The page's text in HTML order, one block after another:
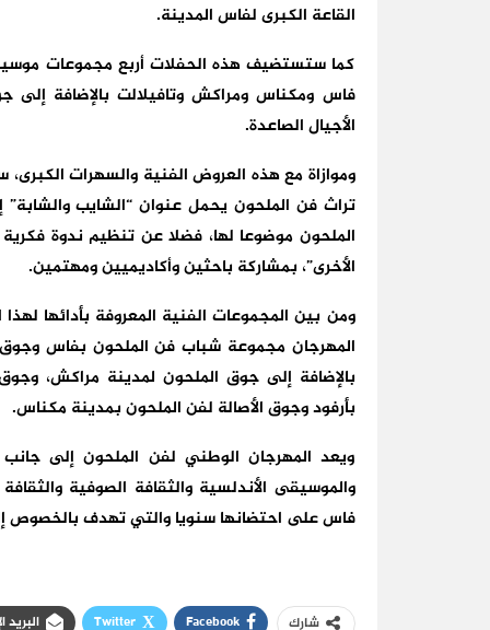
القاعة الكبرى لفاس المدينة.
كما ستستضيف هذه الحفلات أربع مجموعات
فاس ومكناس ومراكش وتافيلالت بالإضافة
الأجيال الصاعدة.
وموازاة مع هذه العروض الفنية والسهرات
تراث فن الملحون يحمل عنوان “الشايب
الملحون موضوعا لها، فضلا عن تنظيم ندوة
الأخرى”، بمشاركة باحثين وأكاديميين ومهتمين.
ومن بين المجموعات الفنية المعروفة بأدائها
المهرجان مجموعة شباب فن الملحون بفاس وجوق
بالإضافة إلى جوق الملحون لمدينة مراكش،
بأرفود وجوق الأصالة لفن الملحون بمدينة مكناس.
ويعد المهرجان الوطني لفن الملحون إلى جانب
والموسيقى الأندلسية والثقافة الصوفية
فاس على احتضانها سنويا والتي تهدف بالخصوص
شارك Facebook
Twitter البريد